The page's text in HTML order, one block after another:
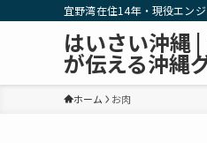
宜野湾在住14年・現役エン
はいさい沖縄
が伝える沖縄
ホーム お肉